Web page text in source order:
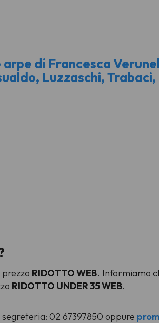
di Francesca
Luzzaschi,
RIDOTTO WEB. Informiamo
RIDOTTO UNDER 35 WEB.
02 67397850 oppure